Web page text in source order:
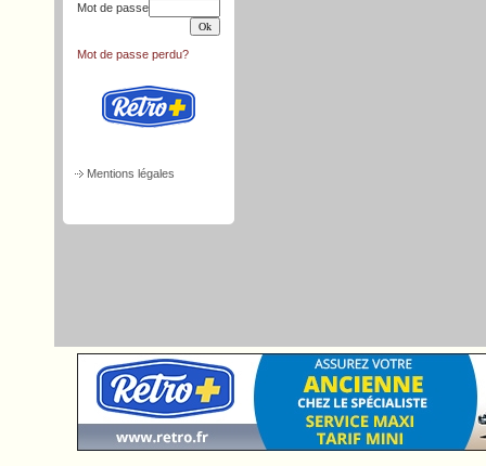
Mot de passe
Mot de passe perdu?
Mentions légales